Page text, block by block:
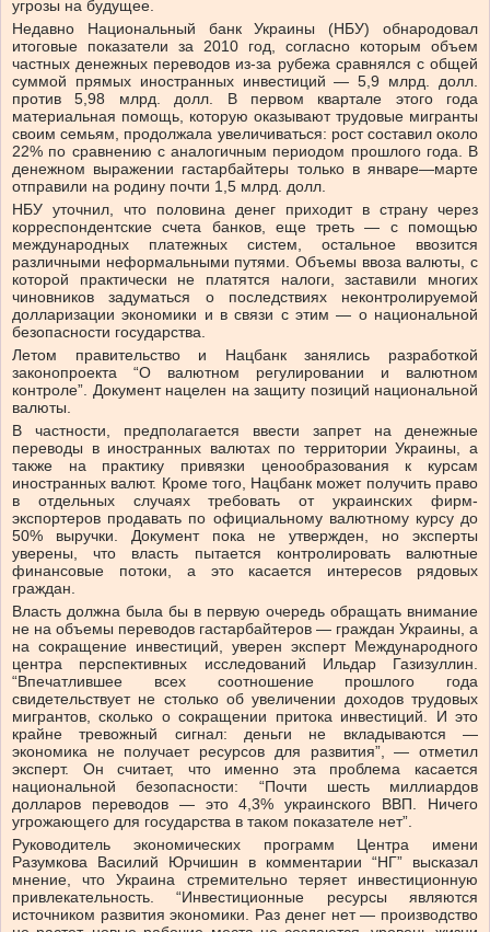
угрозы на будущее.
Недавно Национальный банк Украины (НБУ) обнародовал
итоговые показатели за 2010 год, согласно которым объем
частных денежных переводов из-за рубежа сравнялся с общей
суммой прямых иностранных инвестиций — 5,9 млрд. долл.
против 5,98 млрд. долл. В первом квартале этого года
материальная помощь, которую оказывают трудовые мигранты
своим семьям, продолжала увеличиваться: рост составил около
22% по сравнению с аналогичным периодом прошлого года. В
денежном выражении гастарбайтеры только в январе—марте
отправили на родину почти 1,5 млрд. долл.
НБУ уточнил, что половина денег приходит в страну через
корреспондентские счета банков, еще треть — с помощью
международных платежных систем, остальное ввозится
различными неформальными путями. Объемы ввоза валюты, с
которой практически не платятся налоги, заставили многих
чиновников задуматься о последствиях неконтролируемой
долларизации экономики и в связи с этим — о национальной
безопасности государства.
Летом правительство и Нацбанк занялись разработкой
законопроекта “О валютном регулировании и валютном
контроле”. Документ нацелен на защиту позиций национальной
валюты.
В частности, предполагается ввести запрет на денежные
переводы в иностранных валютах по территории Украины, а
также на практику привязки ценообразования к курсам
иностранных валют. Кроме того, Нацбанк может получить право
в отдельных случаях требовать от украинских фирм-
экспортеров продавать по официальному валютному курсу до
50% выручки. Документ пока не утвержден, но эксперты
уверены, что власть пытается контролировать валютные
финансовые потоки, а это касается интересов рядовых
граждан.
Власть должна была бы в первую очередь обращать внимание
не на объемы переводов гастарбайтеров — граждан Украины, а
на сокращение инвестиций, уверен эксперт Международного
центра перспективных исследований Ильдар Газизуллин.
“Впечатлившее всех соотношение прошлого года
свидетельствует не столько об увеличении доходов трудовых
мигрантов, сколько о сокращении притока инвестиций. И это
крайне тревожный сигнал: деньги не вкладываются —
экономика не получает ресурсов для развития”, — отметил
эксперт. Он считает, что именно эта проблема касается
национальной безопасности: “Почти шесть миллиардов
долларов переводов — это 4,3% украинского ВВП. Ничего
угрожающего для государства в таком показателе нет”.
Руководитель экономических программ Центра имени
Разумкова Василий Юрчишин в комментарии “НГ” высказал
мнение, что Украина стремительно теряет инвестиционную
привлекательность. “Инвестиционные ресурсы являются
источником развития экономики. Раз денег нет — производство